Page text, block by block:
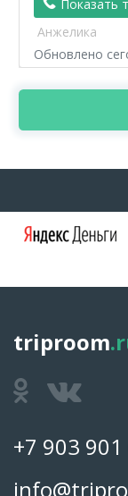
Показать
Анжелика
Обновлено
triproom
+7 903